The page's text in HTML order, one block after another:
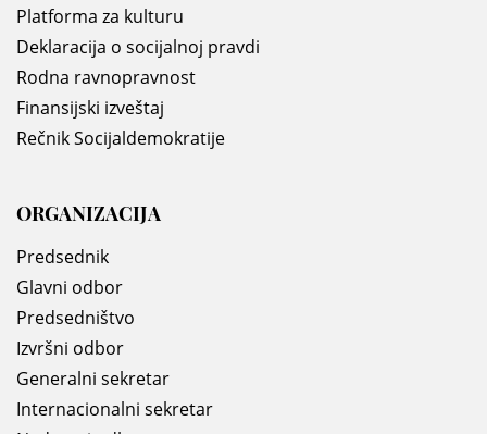
Platforma za kulturu
Deklaracija o socijalnoj pravdi
Rodna ravnopravnost
Finansijski izveštaj
Rečnik Socijaldemokratije
ORGANIZACIJA
Predsednik
Glavni odbor
Predsedništvo
Izvršni odbor
Generalni sekretar
Internacionalni sekretar